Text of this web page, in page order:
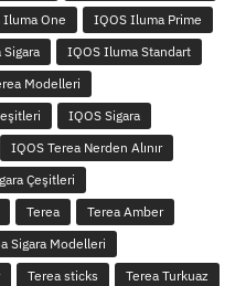
Iluma One
IQOS Iluma Prime
IQOS Iluma Standart
Modelleri
IQOS Sigara
IQOS Terea Nerden Alınır
Çeşitleri
Terea
Terea Amber
Sigara Modelleri
Terea sticks
Terea Turkuaz